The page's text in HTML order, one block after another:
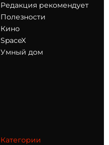
Редакция рекомендует
Полезности
Кино
SpaceX
Умный дом
Категории